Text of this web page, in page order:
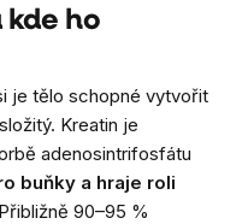
ho
je tělo schopné vytvořit
Kreatin je
adenosintrifosfátu
buňky a hraje roli
90–95 %